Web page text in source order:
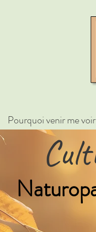
Pourquoi venir me voir